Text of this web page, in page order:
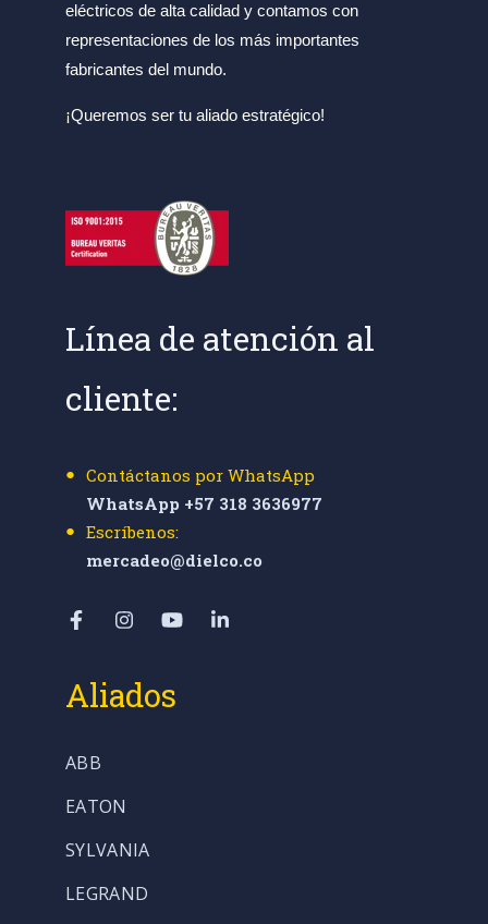
eléctricos de alta calidad y contamos con
representaciones de los más importantes
fabricantes del mundo.
¡Queremos ser tu aliado estratégico!
Línea de atención al
cliente:
Contáctanos por WhatsApp
WhatsApp +57 318 3636977
Escríbenos:
mercadeo@dielco.co
Aliados
ABB
EATON
SYLVANIA
LEGRAND